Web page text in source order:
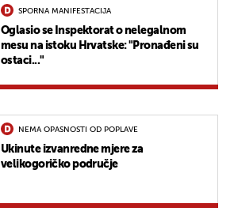
SPORNA MANIFESTACIJA
Oglasio se Inspektorat o nelegalnom
mesu na istoku Hrvatske: "Pronađeni su
ostaci..."
NEMA OPASNOSTI OD POPLAVE
Ukinute izvanredne mjere za
velikogoričko područje